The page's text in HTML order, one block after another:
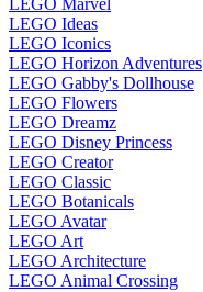
LEGO Marvel
LEGO Ideas
LEGO Iconics
LEGO Horizon Adventures
LEGO Gabby's Dollhouse
LEGO Flowers
LEGO Dreamz
LEGO Disney Princess
LEGO Creator
LEGO Classic
LEGO Botanicals
LEGO Avatar
LEGO Art
LEGO Architecture
LEGO Animal Crossing